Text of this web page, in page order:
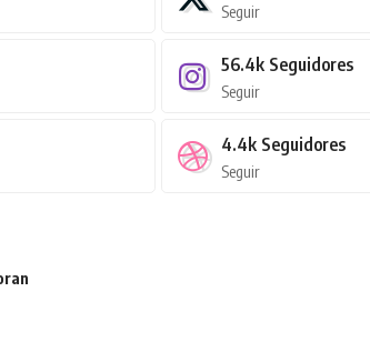
Seguir
56.4k Seguidores
Seguir
4.4k Seguidores
Seguir